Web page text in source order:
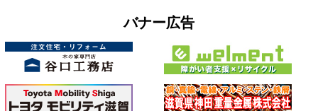
バナー広告